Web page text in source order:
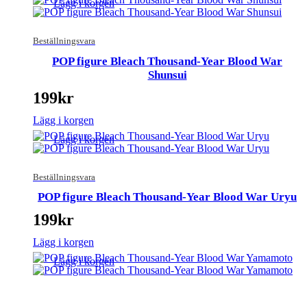
Beställningsvara
Lägg i korgen
POP figure Bleach Thousand-Year Blood War
Shunsui
199kr
Lägg i korgen
Beställningsvara
Lägg i korgen
POP figure Bleach Thousand-Year Blood War Uryu
199kr
Lägg i korgen
Lägg i korgen